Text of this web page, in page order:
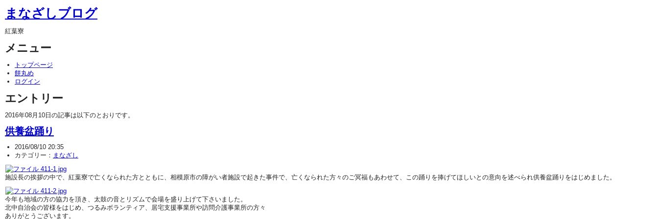
まなざしブログ
紅葉寮
メニュー
トップページ
餅丸め
ログイン
エントリー
2016年08月10日の記事は以下のとおりです。
供養盆踊り
2016/08/10 20:35
カテゴリー： まなざし
施設長の挨拶の中で、紅葉寮で亡くなられた方とともに、相模原市の障がい者施設で起きた事件で、亡くなられた方々のご冥福もあわせて、この踊りを捧げてほしいとの意向を述べられ供養盆踊りをはじめました。
今年も地域の方の協力を頂き、太鼓の音とリズムで会場を盛り上げて下さいました。
北中自治会の皆様をはじめ、つるみボランティア、居宅支援事業所や訪問介護事業所の方々
ありがとうございます。